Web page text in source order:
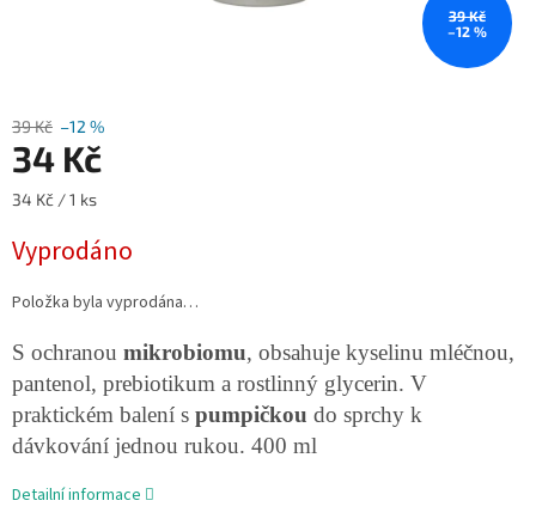
39 Kč
–12 %
39 Kč –12 %
34 Kč
Měrná
34 Kč / 1 ks
Vyprodáno
Položka byla vyprodána…
S ochranou mikrobiomu, obsahuje kyselinu mléčnou,
pantenol, prebiotikum a rostlinný glycerin. V
praktickém balení s pumpičkou do sprchy k
dávkování jednou rukou. 400 ml
Detailní informace